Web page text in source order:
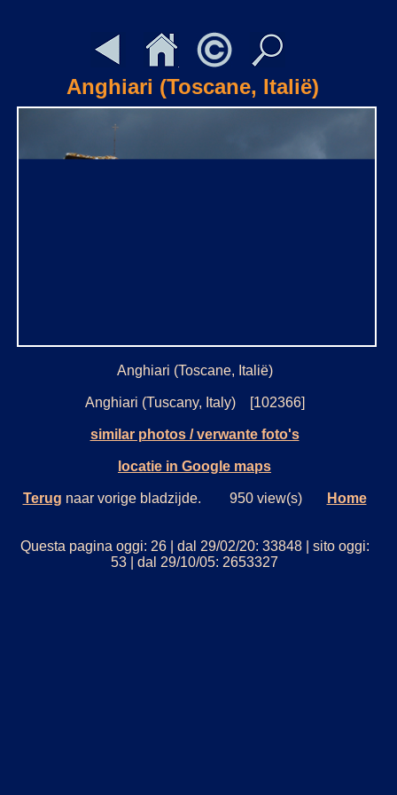
Anghiari (Toscane, Italië)
Anghiari (Toscane, Italië)
Anghiari (Tuscany, Italy) [102366]
similar photos / verwante foto's
locatie in Google maps
Terug naar vorige bladzijde. 950 view(s) Home
Questa pagina oggi: 26 | dal 29/02/20: 33848 | sito oggi:
53 | dal 29/10/05: 2653327